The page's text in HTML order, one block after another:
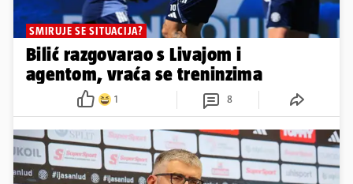
SMIRUJE SE SITUACIJA?
Bilić razgovarao s Livajom i
agentom, vraća se treninzima
1 8